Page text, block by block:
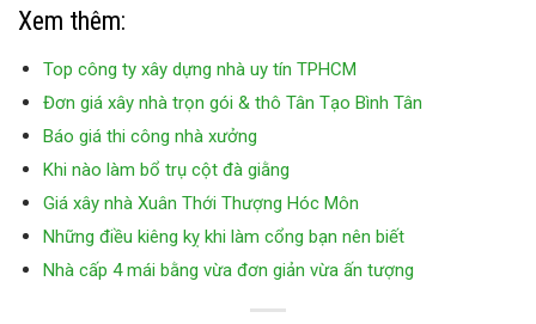
Xem thêm:
Top công ty xây dựng nhà uy tín TPHCM
Đơn giá xây nhà trọn gói & thô Tân Tạo Bình Tân
Báo giá thi công nhà xưởng
Khi nào làm bổ trụ cột đà giằng
Giá xây nhà Xuân Thới Thượng Hóc Môn
Những điều kiêng kỵ khi làm cổng bạn nên biết
Nhà cấp 4 mái bằng vừa đơn giản vừa ấn tượng